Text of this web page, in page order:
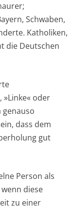
Schwaben,
Katholiken,
die Deutschen
»Linke« oder
genauso
dass dem
gut
Person als
diese
zu einer